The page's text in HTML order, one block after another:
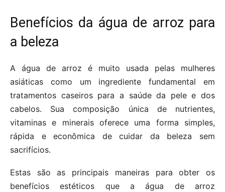
Benefícios da água de arroz para
a beleza
A água de arroz é muito usada pelas mulheres
asiáticas como um ingrediente fundamental em
tratamentos caseiros para a saúde da pele e dos
cabelos. Sua composição única de nutrientes,
vitaminas e minerais oferece uma forma simples,
rápida e econômica de cuidar da beleza sem
sacrifícios.
Estas são as principais maneiras para obter os
benefícios estéticos que a água de arroz